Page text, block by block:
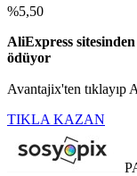
%5,50
AliExpress
ödüyor
Avantajix'ten tıklayıp
TIKLA KAZAN